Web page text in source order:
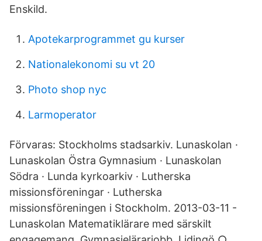
Enskild.
Apotekarprogrammet gu kurser
Nationalekonomi su vt 20
Photo shop nyc
Larmoperator
Förvaras: Stockholms stadsarkiv. Lunaskolan ·
Lunaskolan Östra Gymnasium · Lunaskolan
Södra · Lunda kyrkoarkiv · Lutherska
missionsföreningar · Lutherska
missionsföreningen i Stockholm. 2013-03-11 -
Lunaskolan Matematiklärare med särskilt